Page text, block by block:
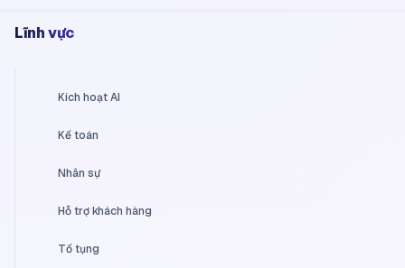
Lĩnh vực
Kích hoạt AI
Kế toán
Nhân sự
Hỗ trợ khách hàng
Tố tụng